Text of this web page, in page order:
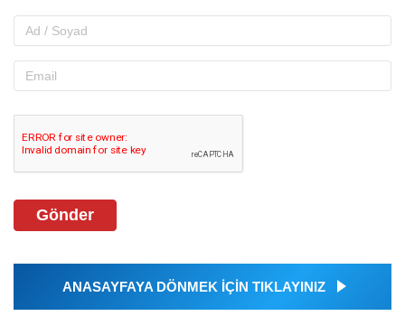
Gönder
ANASAYFAYA DÖNMEK İÇİN TIKLAYINIZ